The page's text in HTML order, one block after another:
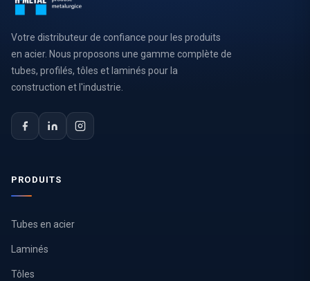
Votre distributeur de confiance pour les produits
en acier. Nous proposons une gamme complète de
tubes, profilés, tôles et laminés pour la
construction et l'industrie.
PRODUITS
Tubes en acier
Laminés
Tôles